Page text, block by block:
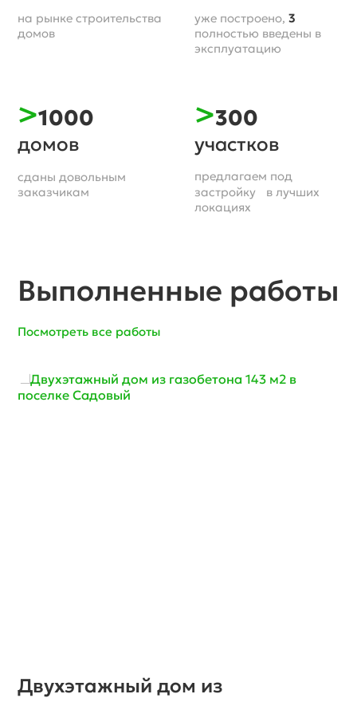
на рынке строительства
домов
уже построено, 3
полностью введены в
эксплуатацию
>1000
домов
сданы довольным
заказчикам
>300
участков
предлагаем под
застройку в лучших
локациях
Выполненные работы
Посмотреть все работы
Двухэтажный дом из